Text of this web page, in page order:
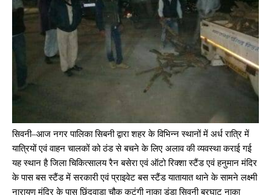
सिवनी–आज नगर पालिका सिबनी द्वारा शहर के विभिन्न स्थानों में अर्ध रात्रि में
यात्रियों एवं वाहन चालकों को ठंड से बचने के लिए अलाव की व्यवस्था कराई गई
यह स्थान है जिला चिकित्सालय रैन बसेरा एवं ऑटो रिक्शा स्टैंड एवं हनुमान मंदिर
के पास बस स्टैंड में सरकारी एवं प्राइवेट बस स्टैंड यातायात थाने के सामने लक्ष्मी
नारायण मंदिर के पास छिंदवाड़ा चौक कटंगी नाका डूंडा सिवनी बरघाट नाका